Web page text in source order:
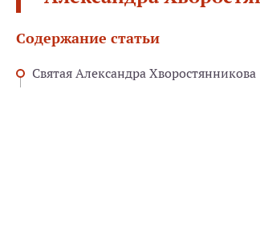
Содержание статьи
Святая Александра Хворостянникова